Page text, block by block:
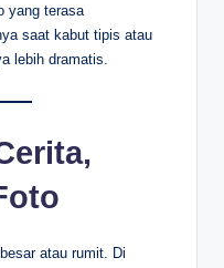
yang terasa
saat kabut tipis atau
lebih dramatis.
atau rumit. Di